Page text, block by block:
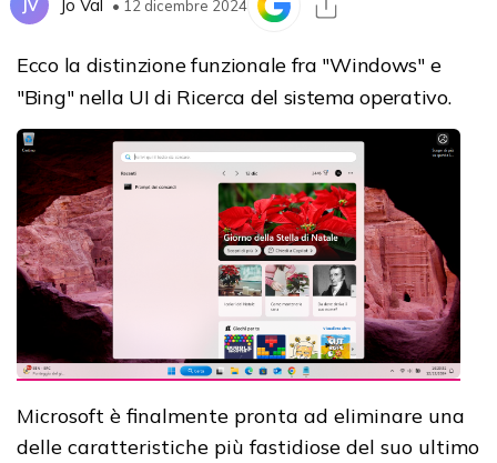
JV Jo Val • 12 dicembre 2024
Ecco la distinzione funzionale fra "Windows" e
"Bing" nella UI di Ricerca del sistema operativo.
Microsoft è finalmente pronta ad eliminare una
delle caratteristiche più fastidiose del suo ultimo